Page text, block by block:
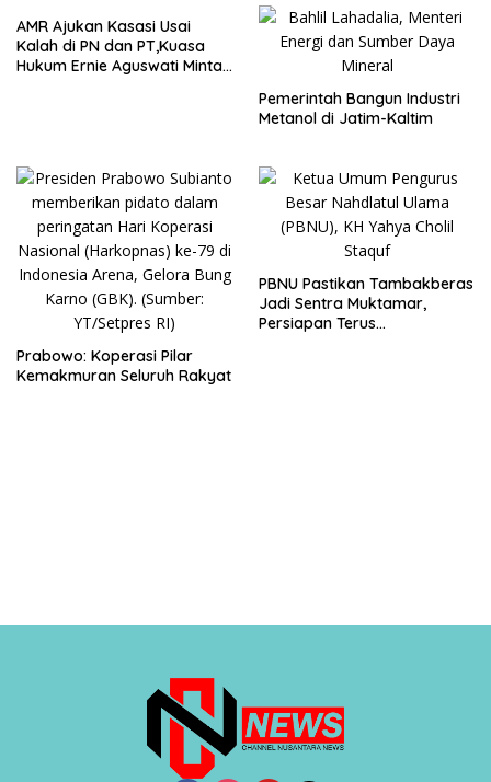
AMR Ajukan Kasasi Usai
Kalah di PN dan PT,Kuasa
Hukum Ernie Aguswati Minta
Pemerintah Bangun Industri
Metanol di Jatim-Kaltim
Prabowo: Koperasi Pilar
Kemakmuran Seluruh Rakyat
PBNU Pastikan Tambakberas
Jadi Sentra Muktamar,
Persiapan Terus